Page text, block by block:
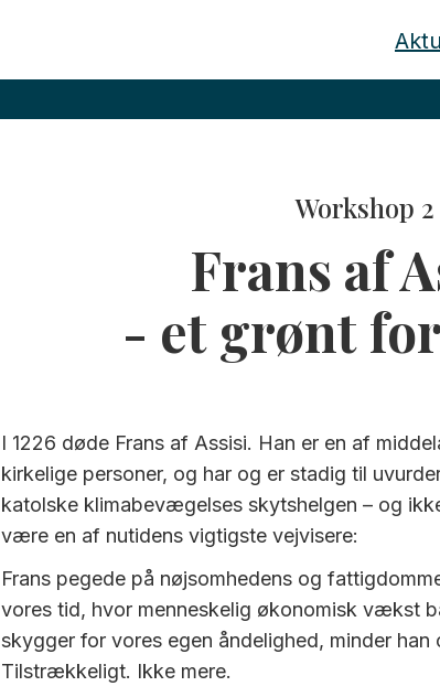
Workshop 2
Frans af
- et grønt
I 1226 døde Frans af Assisi. Han er en af
kirkelige personer, og har og er stadig til
katolske klimabevægelses skytshelgen – og
være en af nutidens vigtigste vejvisere:
Frans pegede på nøjsomhedens og
vores tid, hvor menneskelig økonomisk vækst
skygger for vores egen åndelighed, minder han
Tilstrækkeligt. Ikke mere.